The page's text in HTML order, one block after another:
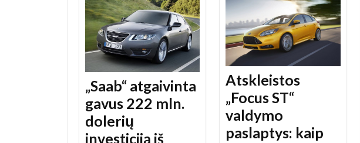
„Saab“ atgaivinta
gavus 222 mln.
dolerių
investiciją iš
Atskleistos
„Focus ST“
valdymo
paslaptys: kaip